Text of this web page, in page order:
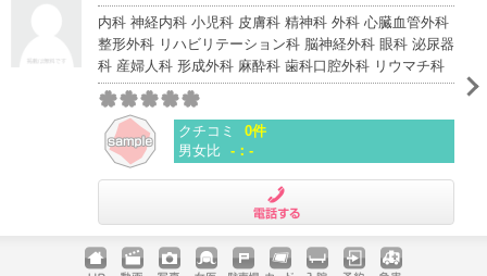
内科 神経内科 小児科 皮膚科 精神科 外科 心臓血管外科
整形外科 リハビリテーション科 脳神経外科 眼科 泌尿器
科 産婦人科 形成外科 麻酔科 歯科口腔外科 リウマチ科
クチコミ
0件
男女比 -：-